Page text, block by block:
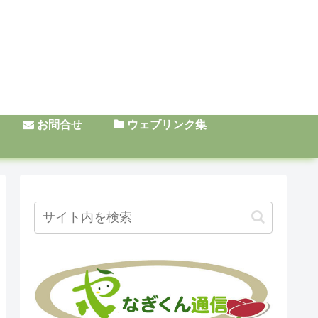
お問合せ ウェブリンク集